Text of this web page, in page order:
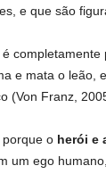
e que são
é
e mata o leão,
(Von Franz,
porque o herói e
um ego